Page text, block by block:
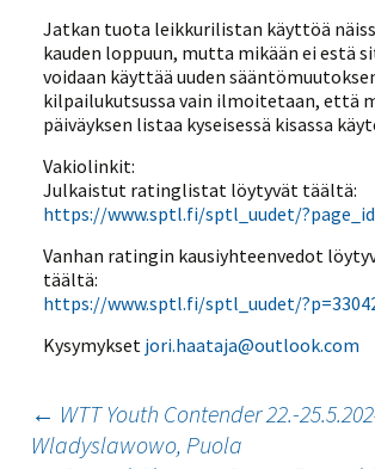
Jatkan tuota leikkurilistan käyttöä
kauden loppuun, mutta mikään ei estä
voidaan käyttää uuden
kilpailukutsussa vain ilmoitetaan, että
päiväyksen listaa kyseisessä kisassa
Vakiolinkit:
Julkaistut ratinglistat löytyvät täältä:
https://www.sptl.fi/sptl_uudet/
Vanhan ratingin kausiyhteenvedot
täältä:
https://www.sptl.fi/sptl_uudet/
Kysymykset jori.haataja@outlook.com
Artikkelien
← WTT Youth Contender 22.-
Wladyslawowo, Puola